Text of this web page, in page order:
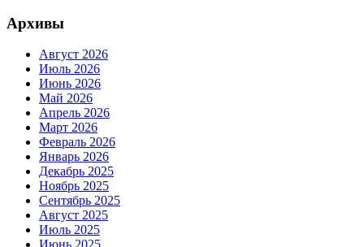
Архивы
Август 2026
Июль 2026
Июнь 2026
Май 2026
Апрель 2026
Март 2026
Февраль 2026
Январь 2026
Декабрь 2025
Ноябрь 2025
Сентябрь 2025
Август 2025
Июль 2025